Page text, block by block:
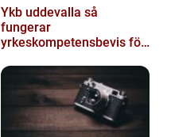
Ykb uddevalla så
fungerar
yrkeskompetensbevis för